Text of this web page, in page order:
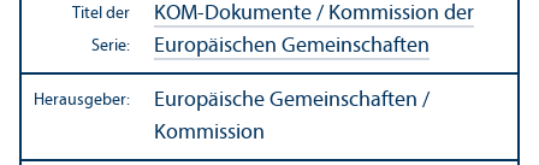
Titel der
Serie:
KOM-Dokumente / Kommission der
Europäischen Gemeinschaften
Herausgeber:
Europäische Gemeinschaften /
Kommission